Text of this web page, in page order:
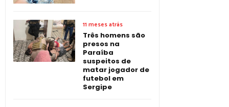
11 meses atrás
Três homens são
presos na
Paraíba
suspeitos de
matar jogador de
futebol em
Sergipe